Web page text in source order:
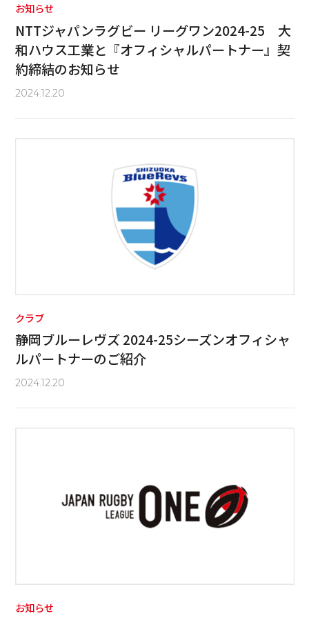
お知らせ
NTTジャパンラグビー リーグワン2024-25 大
和ハウス工業と『オフィシャルパートナー』契
約締結のお知らせ
2024.12.20
クラブ
静岡ブルーレヴズ 2024-25シーズンオフィシャ
ルパートナーのご紹介
2024.12.20
お知らせ